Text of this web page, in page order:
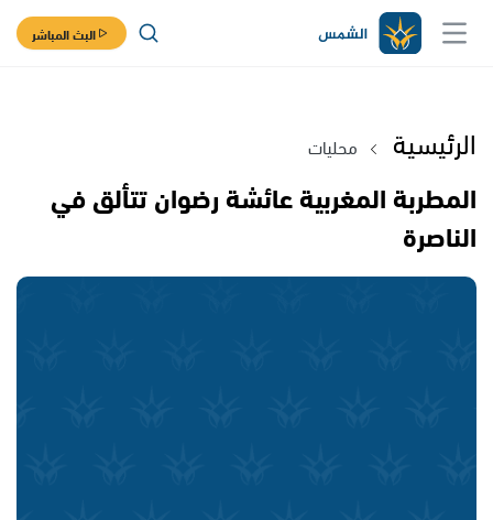
البث المباشر
الرئيسية محليات
المطربة المغربية عائشة رضوان تتألق في
الناصرة